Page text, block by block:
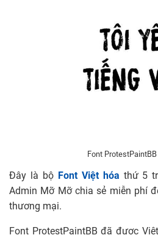
Font
Đây là bộ Font Việt hóa thứ 5
Admin Mỡ Mỡ chia sẻ miễn phí
thương mại.
Font ProtestPaintBB đã được